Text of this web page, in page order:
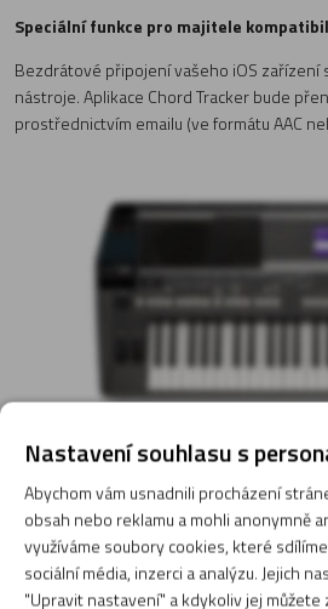
Speciální funkce pro majitele
Bezdrátové připojení vašeho iOS
nástroje. Aplikace Chord Tracker bude
prostřednictvím emailu (ve formátu AAC
Rec´n´Share (iPhone/iPad/
Nastavení souhlasu s
Abychom vám usnadnili procházení
obsah nebo reklamu a mohli anonymně
využíváme soubory cookies, které
sociální média, inzerci a analýzu. Jejich
"Upravit nastavení" a kdykoliv jej můžete